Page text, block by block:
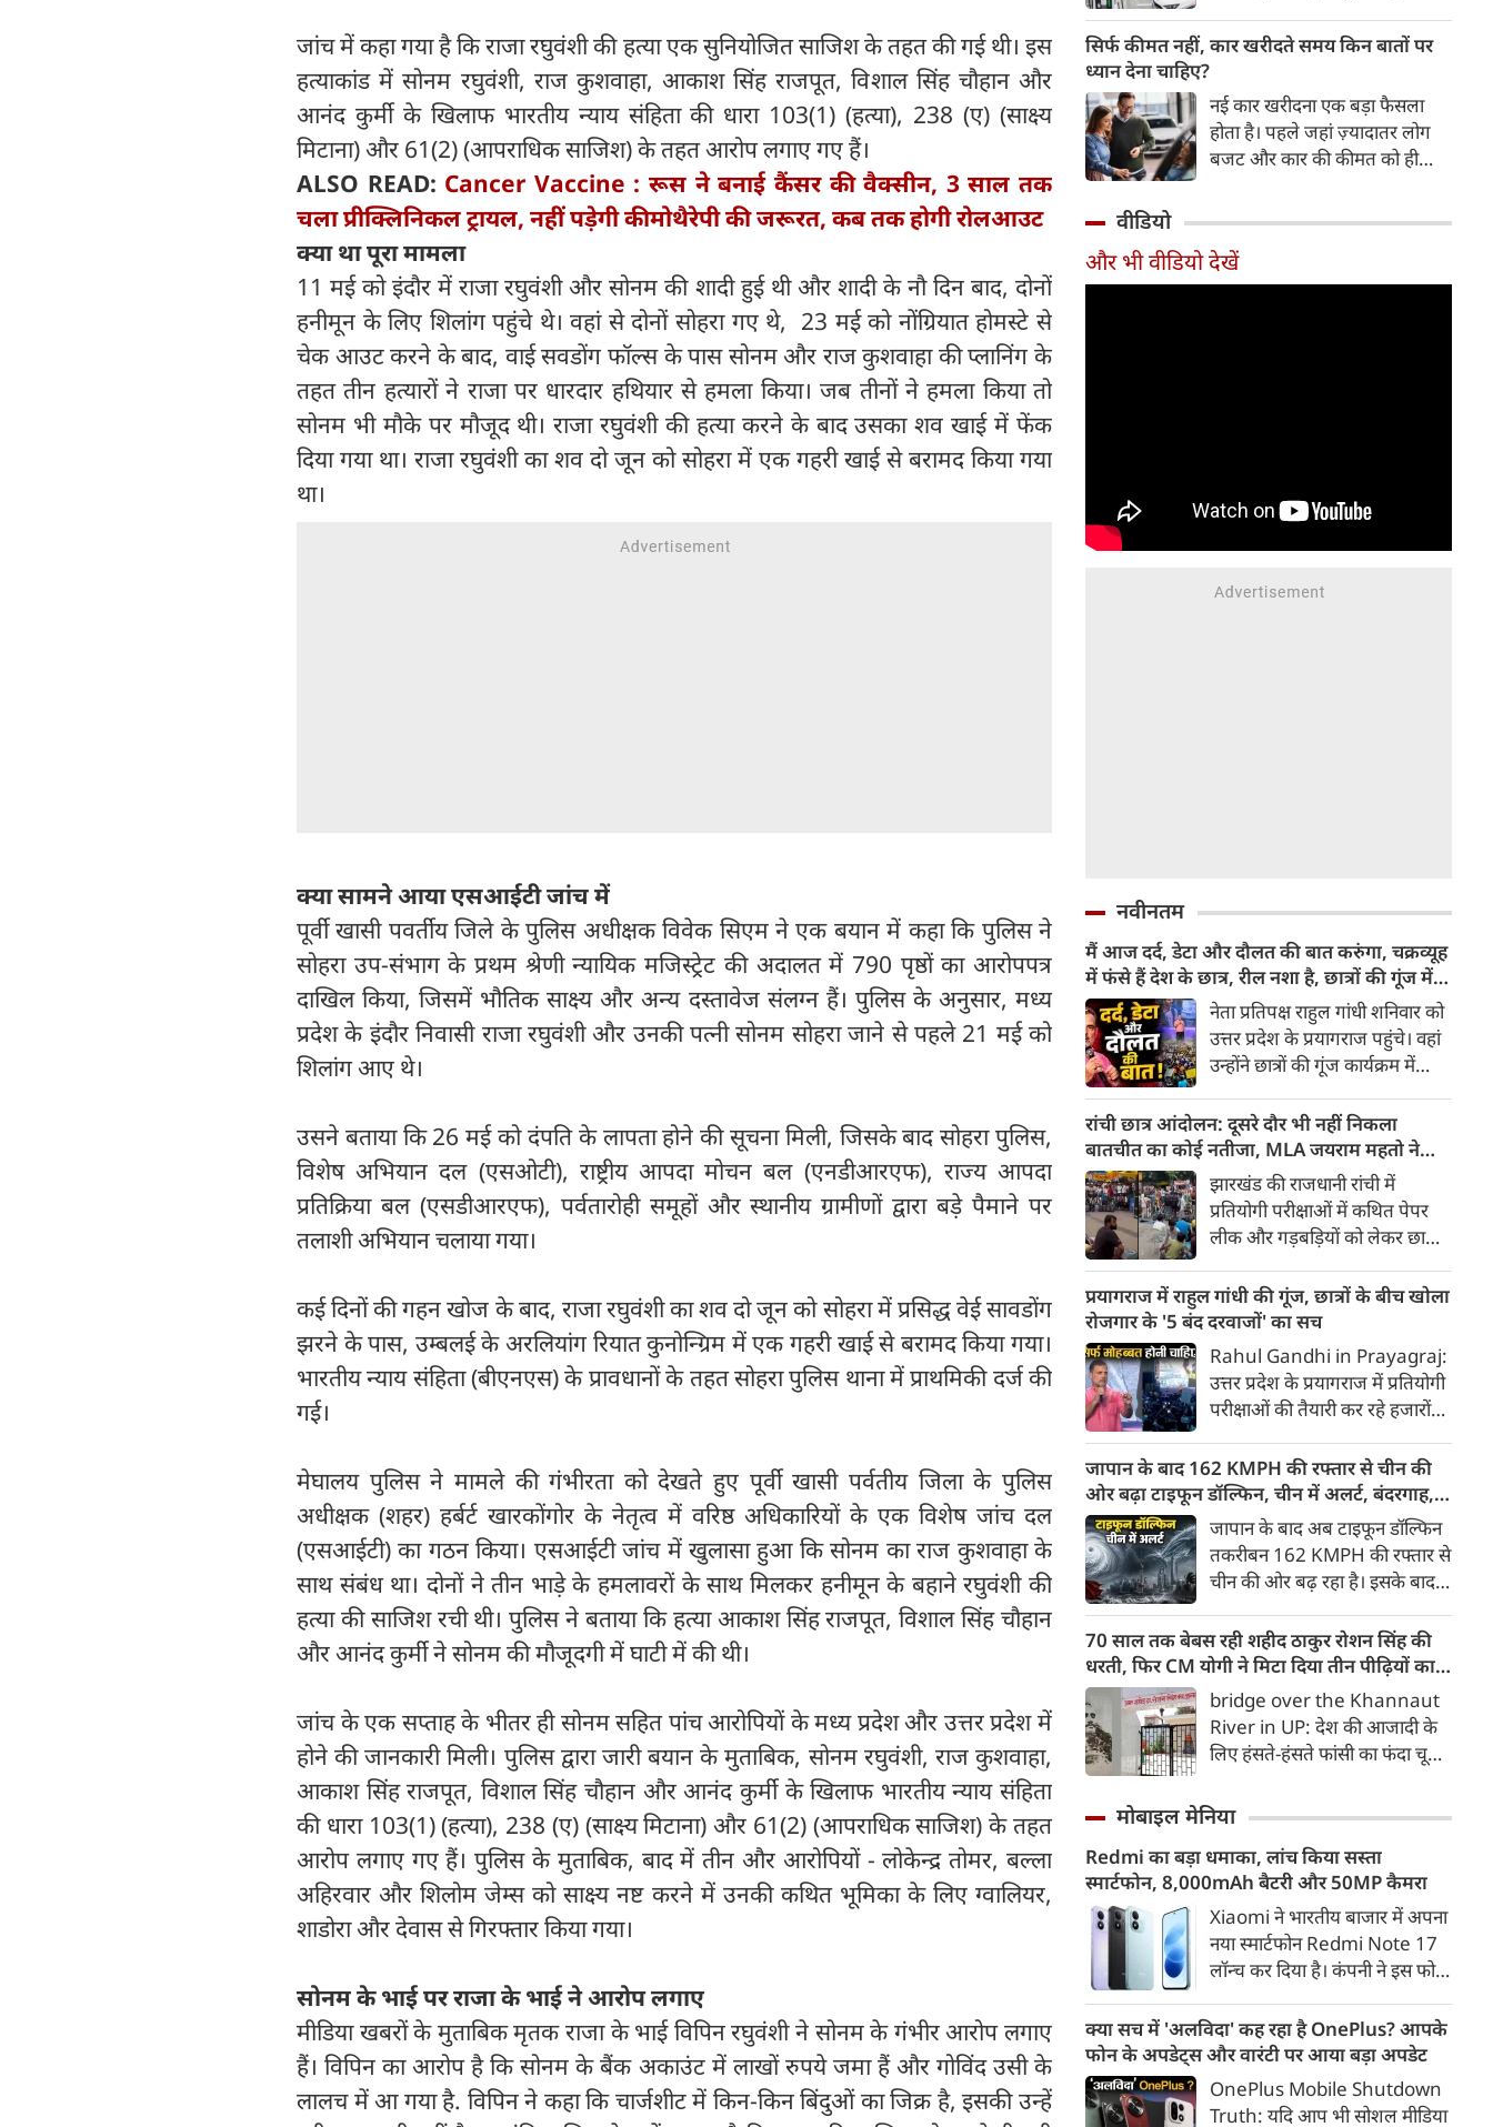
जांच में कहा गया है कि राजा रघुवंशी की हत्या एक सुनियोजित साजिश के तहत की गई थी। इस
हत्याकांड में सोनम रघुवंशी, राज कुशवाहा, आकाश सिंह राजपूत, विशाल सिंह चौहान और
आनंद कुर्मी के खिलाफ भारतीय न्याय संहिता की धारा 103(1) (हत्या), 238 (ए) (साक्ष्य
मिटाना) और 61(2) (आपराधिक साजिश) के तहत आरोप लगाए गए हैं।
ALSO READ: Cancer Vaccine : रूस ने बनाई कैंसर की वैक्सीन, 3 साल तक
चला प्रीक्लिनिकल ट्रायल, नहीं पड़ेगी कीमोथैरेपी की जरूरत, कब तक होगी रोलआउट
क्या था पूरा मामला
11 मई को इंदौर में ​राजा रघुवंशी और सोनम की शादी हुई थी और शादी के नौ दिन बाद, दोनों
हनीमून के लिए शिलांग पहुंचे थे। वहां से दोनों सोहरा गए थे, 23 मई को नोंग्रियात होमस्टे से
चेक आउट करने के बाद, वाई सवडोंग फॉल्स के पास सोनम और राज कुशवाहा की प्लानिंग के
तहत तीन हत्यारों ने राजा पर धारदार हथियार से हमला किया। जब तीनों ने हमला किया तो
सोनम भी मौके पर मौजूद थी। राजा रघुवंशी की हत्या करने के बाद उसका शव खाई में फेंक
दिया गया था। राजा रघुवंशी का शव दो जून को सोहरा में एक गहरी खाई से बरामद किया गया
था।
क्या सामने आया एसआईटी जांच में
पूर्वी खासी पवर्तीय जिले के पुलिस अधीक्षक विवेक सिएम ने एक बयान में कहा कि पुलिस ने
सोहरा उप-संभाग के प्रथम श्रेणी न्यायिक मजिस्ट्रेट की अदालत में 790 पृष्ठों का आरोपपत्र
दाखिल किया, जिसमें भौतिक साक्ष्य और अन्य दस्तावेज संलग्न हैं। पुलिस के अनुसार, मध्य
प्रदेश के इंदौर निवासी राजा रघुवंशी और उनकी पत्नी सोनम सोहरा जाने से पहले 21 मई को
शिलांग आए थे।
उसने बताया कि 26 मई को दंपति के लापता होने की सूचना मिली, जिसके बाद सोहरा पुलिस,
विशेष अभियान दल (एसओटी), राष्ट्रीय आपदा मोचन बल (एनडीआरएफ), राज्य आपदा
प्रतिक्रिया बल (एसडीआरएफ), पर्वतारोही समूहों और स्थानीय ग्रामीणों द्वारा बड़े पैमाने पर
तलाशी अभियान चलाया गया।
कई दिनों की गहन खोज के बाद, राजा रघुवंशी का शव दो जून को सोहरा में प्रसिद्ध वेई सावडोंग
झरने के पास, उम्बलई के अरलियांग रियात कुनोन्ग्रिम में एक गहरी खाई से बरामद किया गया।
भारतीय न्याय संहिता (बीएनएस) के प्रावधानों के तहत सोहरा पुलिस थाना में प्राथमिकी दर्ज की
गई।
मेघालय पुलिस ने मामले की गंभीरता को देखते हुए पूर्वी खासी पर्वतीय जिला के पुलिस
अधीक्षक (शहर) हर्बर्ट खारकोंगोर के नेतृत्व में वरिष्ठ अधिकारियों के एक विशेष जांच दल
(एसआईटी) का गठन किया। एसआईटी जांच में खुलासा हुआ कि सोनम का राज कुशवाहा के
साथ संबंध था। दोनों ने तीन भाड़े के हमलावरों के साथ मिलकर हनीमून के बहाने रघुवंशी की
हत्या की साजिश रची थी। पुलिस ने बताया कि हत्या आकाश सिंह राजपूत, विशाल सिंह चौहान
और आनंद कुर्मी ने सोनम की मौजूदगी में घाटी में की थी।
जांच के एक सप्ताह के भीतर ही सोनम सहित पांच आरोपियों के मध्य प्रदेश और उत्तर प्रदेश में
होने की जानकारी मिली। पुलिस द्वारा जारी बयान के मुताबिक, सोनम रघुवंशी, राज कुशवाहा,
आकाश सिंह राजपूत, विशाल सिंह चौहान और आनंद कुर्मी के खिलाफ भारतीय न्याय संहिता
की धारा 103(1) (हत्या), 238 (ए) (साक्ष्य मिटाना) और 61(2) (आपराधिक साजिश) के तहत
आरोप लगाए गए हैं। पुलिस के मुताबिक, बाद में तीन और आरोपियों - लोकेन्द्र तोमर, बल्ला
अहिरवार और शिलोम जेम्स को साक्ष्य नष्ट करने में उनकी कथित भूमिका के लिए ग्वालियर,
शाडोरा और देवास से गिरफ्तार किया गया।
सोनम के भाई पर राजा के भाई ने आरोप लगाए
मीडिया खबरों के मुताबिक मृतक राजा के भाई विपिन रघुवंशी ने सोनम के गंभीर आरोप लगाए
हैं। विपिन का आरोप है कि सोनम के बैंक अकाउंट में लाखों रुपये जमा हैं और गोविंद उसी के
लालच में आ गया है. विपिन ने कहा कि चार्जशीट में किन-किन बिंदुओं का जिक्र है, इसकी उन्हें
200 अरब रुपए का मौका
सिर्फ कीमत नहीं, कार खरीदते समय किन बातों पर
ध्यान देना चाहिए?
नई कार खरीदना एक बड़ा फैसला
होता है। पहले जहां ज़्यादातर लोग
बजट और कार की कीमत को ही
खरीदते समय किन बातों पर ध्यान
देना चाहिए।
वीडियो
और भी वीडियो देखें
नवीनतम
मैं आज दर्द, डेटा और दौलत की बात करुंगा, चक्रव्यूह
में फंसे हैं देश के छात्र, रील नशा है, छात्रों की गूंज में
बोले राहुल गांधी नेता प्रतिपक्ष राहुल गांधी शनिवार को
उत्तर प्रदेश के प्रयागराज पहुंचे। वहां
उन्होंने छात्रों की गूंज कार्यक्रम में
केंद्र सरकार को घेरा और युवा शक्ति
का जिक्र किया। उन्होंने जोर देकर
बोला कि आज के नौजवान ने जो
हिम्मत दिखाई है, वो काबिले तारीफ
है।
रांची छात्र आंदोलन: दूसरे दौर भी नहीं निकला
बातचीत का कोई नतीजा, MLA जयराम महतो ने
किया अनशन का ऐलानझारखंड की राजधानी रांची में
प्रतियोगी परीक्षाओं में कथित पेपर
लीक और गड़बड़ियों को लेकर छात्रों
है। शनिवार को सरकार और
आंदोलनकारी छात्र संगठनों के बीच
गतिरोध को खत्म करने के लिए
बातचीत का दौर चला। लेकिन यह
बैठक भी पूरी तरह बेनतीजा साबित
हुई।
प्रयागराज में राहुल गांधी की गूंज, छात्रों के बीच खोला
रोजगार के '5 बंद दरवाजों' का सच
Rahul Gandhi in Prayagraj:
उत्तर प्रदेश के प्रयागराज में प्रतियोगी
परीक्षाओं की तैयारी कर रहे हजारों
कांग्रेस नेता राहुल गांधी ने केंद्र की
मोदी सरकार पर तीखा प्रहार किया है।
'छात्रों की गूंज' कार्यक्रम के दौरान
भारी बारिश और जलभराव के बीच
उमड़े युवाओं के हुजूम को संबोधित
करते हुए राहुल गांधी ने कहा कि देश
में युवाओं के रोजगार के सभी 5
प्रमुख रास्ते बंद कर दिए गए हैं।
जापान के बाद 162 KMPH की रफ्तार से चीन की
ओर बढ़ा टाइफून डॉल्फिन, चीन में अलर्ट, बंदरगाह,
स्कूल बंद, उड़ानें रद्दजापान के बाद अब टाइफून डॉल्फिन
तकरीबन 162 KMPH की रफ्तार से
चीन की ओर बढ़ रहा है। इसके बाद
चीन में अलर्ट जारी किया गया है। वहां
के बंदरगाह बंद कर दिए गए हैं। स्‍कूल
की छुट्टियां घोषित की गई हैं, जबकि
उड़ानें रद्द कर दी गई हैं। बता दें कि
कई लोग इस तूफान से हताहत हुए हैं।
70 साल तक बेबस रही शहीद ठाकुर रोशन सिंह की
धरती, फिर CM योगी ने मिटा दिया तीन पीढ़ियों का
दर्द
bridge over the Khannaut
River in UP: देश की आजादी के
लिए हंसते-हंसते फांसी का फंदा चूमने
रोशन सिंह की जन्मभूमि आजाद
मुख्यधारा से कटे रहने का दर्द सहती
रही। जिस गांव की मिट्टी ने देश को
ऐसा वीर सपूत दिया, उसी गांव की
तीन पीढ़ियां हर साल बारिश के मौसम
में दुनिया से कट जाने की मजबूरी
मोबाइल मेनिया
Redmi का बड़ा धमाका, लांच किया सस्ता
स्मार्टफोन, 8,000mAh बैटरी और 50MP कैमरा
Xiaomi ने भारतीय बाजार में अपना
नया स्मार्टफोन Redmi Note 17
लॉन्च कर दिया है। कंपनी ने इस फोन
डिस्प्ले, 8,000mAh की बड़ी बैटरी
और Qualcomm Snapdragon
चिपसेट के साथ पेश किया है। फोन में
50MP का मेन कैमरा दिया गया है।
क्या सच में 'अलविदा' कह रहा है OnePlus? आपके
फोन के अपडेट्स और वारंटी पर आया बड़ा अपडेट
OnePlus Mobile Shutdown
Truth: यदि आप भी सोशल मीडिया